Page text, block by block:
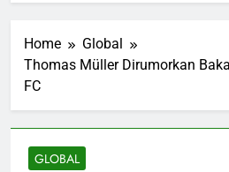
Home
Global
Thomas Müller Dirumorkan
FC
GLOBAL